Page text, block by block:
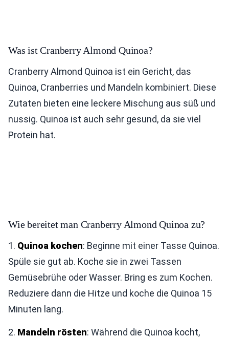
Was ist Cranberry Almond Quinoa?
Cranberry Almond Quinoa ist ein Gericht, das
Quinoa, Cranberries und Mandeln kombiniert. Diese
Zutaten bieten eine leckere Mischung aus süß und
nussig. Quinoa ist auch sehr gesund, da sie viel
Protein hat.
Wie bereitet man Cranberry Almond Quinoa zu?
1. Quinoa kochen: Beginne mit einer Tasse Quinoa.
Spüle sie gut ab. Koche sie in zwei Tassen
Gemüsebrühe oder Wasser. Bring es zum Kochen.
Reduziere dann die Hitze und koche die Quinoa 15
Minuten lang.
2. Mandeln rösten: Während die Quinoa kocht,